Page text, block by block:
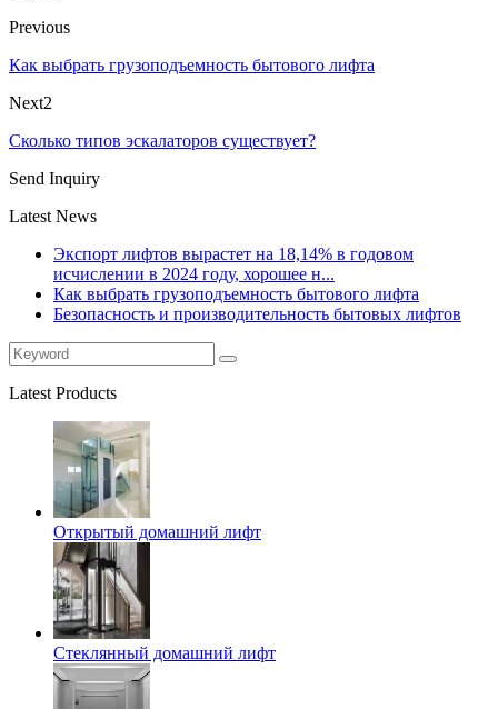
Previous
Как выбрать грузоподъемность бытового лифта
Next2
Сколько типов эскалаторов существует?
Send Inquiry
Latest News
Экспорт лифтов вырастет на 18,14% в годовом
исчислении в 2024 году, хорошее н...
Как выбрать грузоподъемность бытового лифта
Безопасность и производительность бытовых лифтов
Latest Products
Открытый домашний лифт
Стеклянный домашний лифт